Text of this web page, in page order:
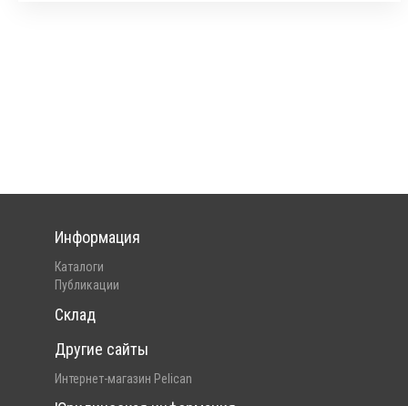
Информация
Каталоги
Публикации
Склад
Другие сайты
Интернет-магазин Pelican